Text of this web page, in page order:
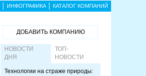
ИНФОГРАФИКА КАТАЛОГ КОМПАНИЙ
ДОБАВИТЬ КОМПАНИЮ
НОВОСТИ
ДНЯ
ТОП-
НОВОСТИ
Технологии на страже природы: